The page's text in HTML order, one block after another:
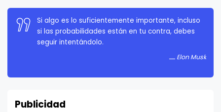
La persistencia es muy importante. No debes
rendirte a menos que estés obligado a rendirte.
Publicidad